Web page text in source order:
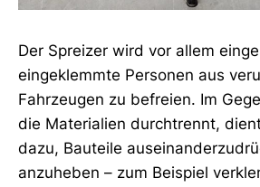
Der Spreizer wird vor allem
eingeklemmte Personen aus
Fahrzeugen zu befreien. Im
die Materialien durchtrennt,
dazu, Bauteile
anzuheben – zum Beispiel